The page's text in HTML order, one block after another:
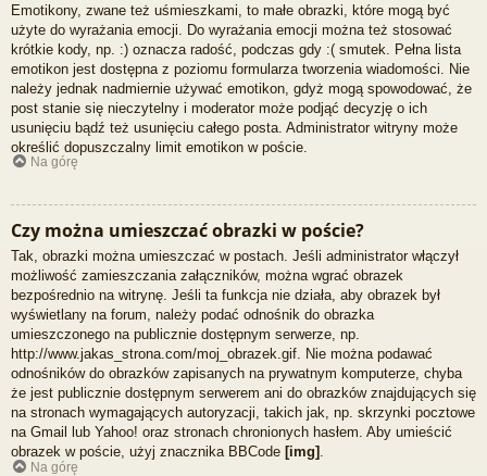
Emotikony, zwane też uśmieszkami, to małe obrazki, które mogą być
użyte do wyrażania emocji. Do wyrażania emocji można też stosować
krótkie kody, np. :) oznacza radość, podczas gdy :( smutek. Pełna lista
emotikon jest dostępna z poziomu formularza tworzenia wiadomości. Nie
należy jednak nadmiernie używać emotikon, gdyż mogą spowodować, że
post stanie się nieczytelny i moderator może podjąć decyzję o ich
usunięciu bądź też usunięciu całego posta. Administrator witryny może
określić dopuszczalny limit emotikon w poście.
Na górę
Czy można umieszczać obrazki w poście?
Tak, obrazki można umieszczać w postach. Jeśli administrator włączył
możliwość zamieszczania załączników, można wgrać obrazek
bezpośrednio na witrynę. Jeśli ta funkcja nie działa, aby obrazek był
wyświetlany na forum, należy podać odnośnik do obrazka
umieszczonego na publicznie dostępnym serwerze, np.
http://www.jakas_strona.com/moj_obrazek.gif. Nie można podawać
odnośników do obrazków zapisanych na prywatnym komputerze, chyba
że jest publicznie dostępnym serwerem ani do obrazków znajdujących się
na stronach wymagających autoryzacji, takich jak, np. skrzynki pocztowe
na Gmail lub Yahoo! oraz stronach chronionych hasłem. Aby umieścić
obrazek w poście, użyj znacznika BBCode [img] .
Na górę